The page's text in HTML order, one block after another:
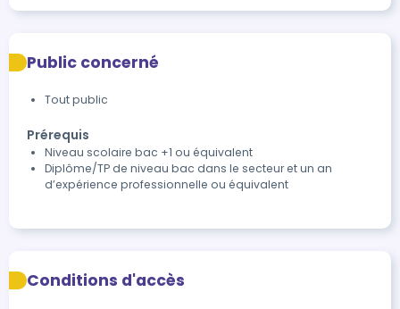
Public concerné
Tout public
Prérequis
Niveau scolaire bac +1 ou équivalent
Diplôme/TP de niveau bac dans le secteur et un an
d’expérience professionnelle ou équivalent
Conditions d'accès